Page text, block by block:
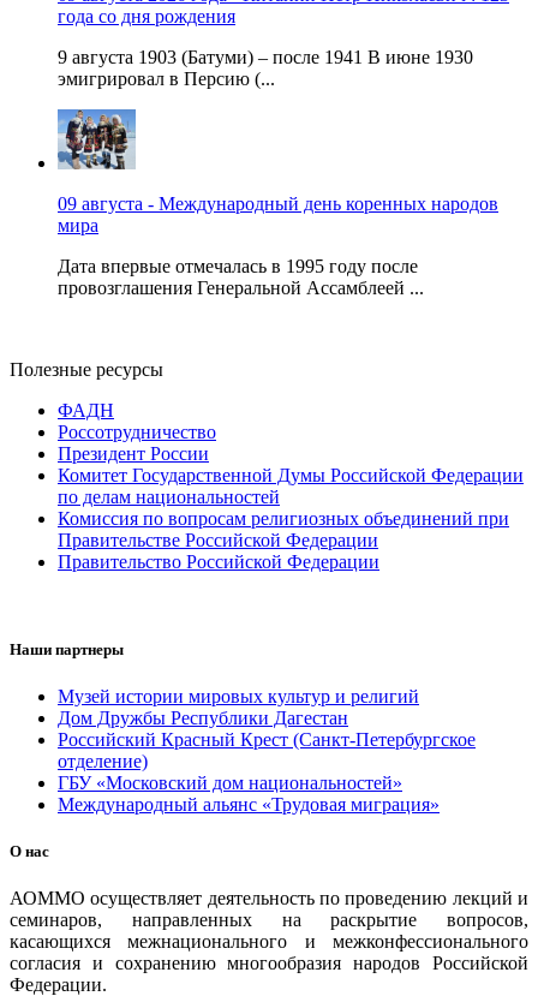
года со дня рождения
9 августа 1903 (Батуми) – после 1941 В июне 1930
эмигрировал в Персию (...
09 августа - Международный день коренных народов
мира
Дата впервые отмечалась в 1995 году после
провозглашения Генеральной Ассамблеей ...
Полезные ресурсы
ФАДН
Россотрудничество
Президент России
Комитет Государственной Думы Российской Федерации
по делам национальностей
Комиссия по вопросам религиозных объединений при
Правительстве Российской Федерации
Правительство Российской Федерации
Наши партнеры
Музей истории мировых культур и религий
Дом Дружбы Республики Дагестан
Российский Красный Крест (Санкт-Петербургское
отделение)
ГБУ «Московский дом национальностей»
Международный альянс «Трудовая миграция»
О нас
АОММО осуществляет деятельность по проведению лекций и
семинаров, направленных на раскрытие вопросов,
касающихся межнационального и межконфессионального
согласия и сохранению многообразия народов Российской
Федерации.